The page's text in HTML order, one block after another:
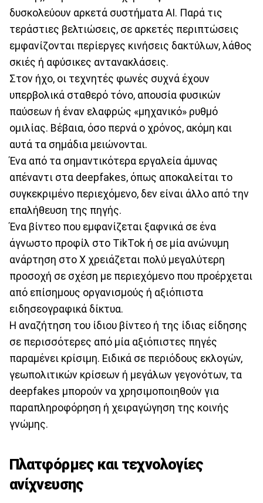
δυσκολεύουν αρκετά συστήματα AI. Παρά τις
τεράστιες βελτιώσεις, σε αρκετές περιπτώσεις
εμφανίζονται περίεργες κινήσεις δακτύλων, λάθος
σκιές ή αφύσικες αντανακλάσεις.
Στον ήχο, οι τεχνητές φωνές συχνά έχουν
υπερβολικά σταθερό τόνο, απουσία φυσικών
παύσεων ή έναν ελαφρώς «μηχανικό» ρυθμό
ομιλίας. Βέβαια, όσο περνά ο χρόνος, ακόμη και
αυτά τα σημάδια μειώνονται.
Ένα από τα σημαντικότερα εργαλεία άμυνας
απέναντι στα deepfakes, όπως αποκαλείται το
συγκεκριμένο περιεχόμενο, δεν είναι άλλο από την
επαλήθευση της πηγής.
Ένα βίντεο που εμφανίζεται ξαφνικά σε ένα
άγνωστο προφίλ στο TikTok ή σε μία ανώνυμη
ανάρτηση στο X χρειάζεται πολύ μεγαλύτερη
προσοχή σε σχέση με περιεχόμενο που προέρχεται
από επίσημους οργανισμούς ή αξιόπιστα
ειδησεογραφικά δίκτυα.
Η αναζήτηση του ίδιου βίντεο ή της ίδιας είδησης
σε περισσότερες από μία αξιόπιστες πηγές
παραμένει κρίσιμη. Ειδικά σε περιόδους εκλογών,
γεωπολιτικών κρίσεων ή μεγάλων γεγονότων, τα
deepfakes μπορούν να χρησιμοποιηθούν για
παραπληροφόρηση ή χειραγώγηση της κοινής
γνώμης.
Πλατφόρμες και τεχνολογίες
ανίχνευσης